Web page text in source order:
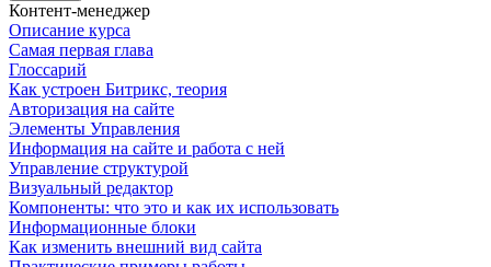
Контент-менеджер
Описание курса
Самая первая глава
Глоссарий
Как устроен Битрикс, теория
Авторизация на сайте
Элементы Управления
Информация на сайте и работа с ней
Управление структурой
Визуальный редактор
Компоненты: что это и как их использовать
Информационные блоки
Как изменить внешний вид сайта